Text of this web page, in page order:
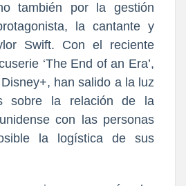
también por la gestión
la cantante y
Swift. Con el reciente
‘The End of an Era’,
han salido a la luz
sobre la relación de la
con las personas
la logística de sus